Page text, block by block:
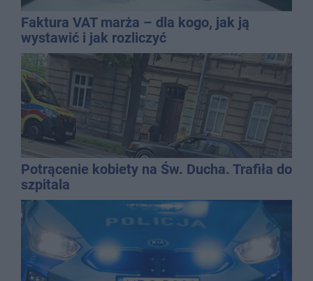
Faktura VAT marża – dla kogo, jak ją
wystawić i jak rozliczyć
Potrącenie kobiety na Św. Ducha. Trafiła do
szpitala